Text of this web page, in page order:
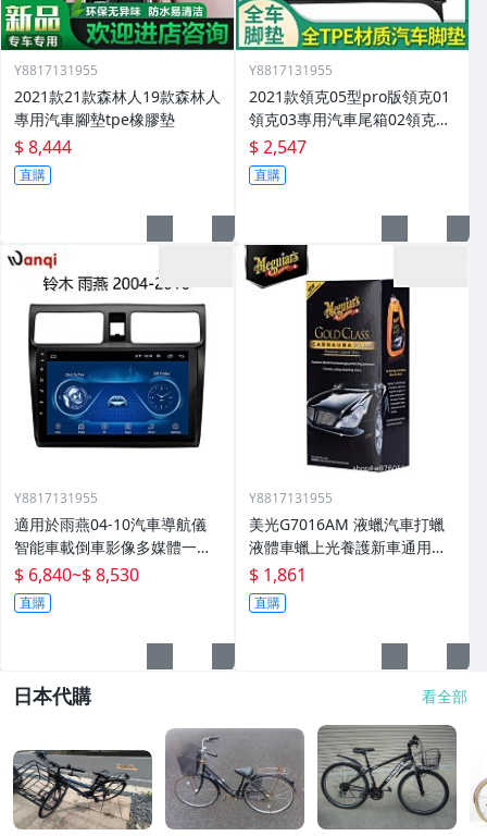
Y8817131955
2021款21款森林人19款森林人
專用汽車腳墊tpe橡膠墊
$ 8,444
直購
Y8817131955
2021款領克05型pro版領克01
領克03專用汽車尾箱02領克03
腳墊
$ 2,547
直購
Y8817131955
適用於雨燕04-10汽車導航儀
智能車載倒車影像多媒體一體
機
$ 6,840~$ 8,530
直購
Y8817131955
美光G7016AM 液蠟汽車打蠟
液體車蠟上光養護新車通用棕
櫚蠟
$ 1,861
直購
日本代購 看全部